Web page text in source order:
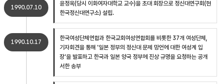
1990.07.10
윤정옥(당시 이화여자대학교 교수)을 초대 회장으로 정신대연구회(현
한국정신대연구소) 설립.
1990.10.17
한국여성단체연합과 한국교회여성연합회를 비롯한 37개 여성단체,
기자회견을 통해 '일본 정부의 정신대 문제 망언에 대한 여성계 입
장'을 발표하고 한국과 일본 양국 정부에 진상 규명을 요청하는 공개
서한 송부